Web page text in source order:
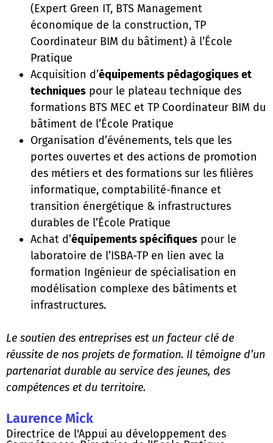
(Expert Green IT, BTS Management
économique de la construction, TP
Coordinateur BIM du bâtiment) à l’École
Pratique
Acquisition d’équipements pédagogiques et
techniques pour le plateau technique des
formations BTS MEC et TP Coordinateur BIM du
bâtiment de l’École Pratique
Organisation d’événements, tels que les
portes ouvertes et des actions de promotion
des métiers et des formations sur les filières
informatique, comptabilité-finance et
transition énergétique & infrastructures
durables de l’École Pratique
Achat d’équipements spécifiques pour le
laboratoire de l’ISBA-TP en lien avec la
formation Ingénieur de spécialisation en
modélisation complexe des bâtiments et
infrastructures.
Le soutien des entreprises est un facteur clé de
réussite de nos projets de formation. Il témoigne d’un
partenariat durable au service des jeunes, des
compétences et du territoire.
Laurence Mick
Directrice de l'Appui au développement des